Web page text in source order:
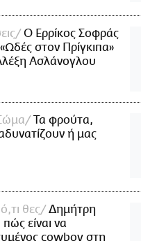
Ο Ερρίκος Σοφράς
«Ωδές στον Πρίγκιπα»
Ασλάνογλου
Τα φρούτα,
ή μας
θες
Δημήτρη
είναι να
cowboy στη